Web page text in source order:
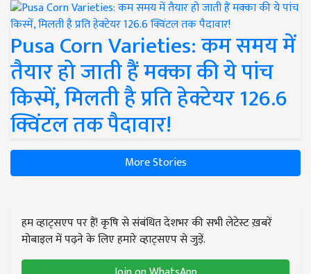
Pusa Corn Varieties: कम समय में
तैयार हो जाती हैं मक्का की ये पांच
किस्में, मिलती है प्रति हेक्टेयर 126.6
क्विंटल तक पैदावार!
More Stories
हम व्हाट्सएप पर हैं! कृषि से संबंधित देशभर की सभी लेटेस्ट ख़बरें
मोबाइल में पढ़ने के लिए हमारे व्हाट्सएप से जुड़ें.